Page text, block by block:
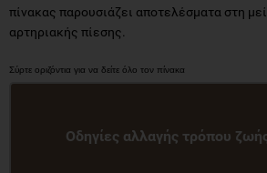
πίνακας παρουσιάζει αποτελέσματα στη
αρτηριακής πίεσης.
Οδηγίες αλλαγής τρόπου